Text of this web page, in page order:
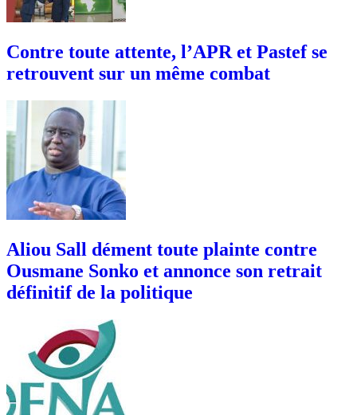
Contre toute attente, l’APR et Pastef se
retrouvent sur un même combat
Aliou Sall dément toute plainte contre
Ousmane Sonko et annonce son retrait
définitif de la politique